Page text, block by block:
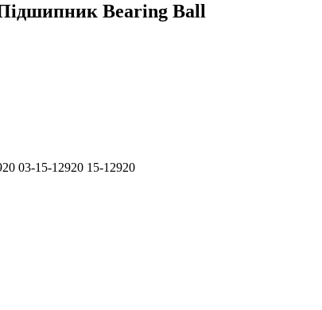
Bearing Ball
03-15-12920 15-12920